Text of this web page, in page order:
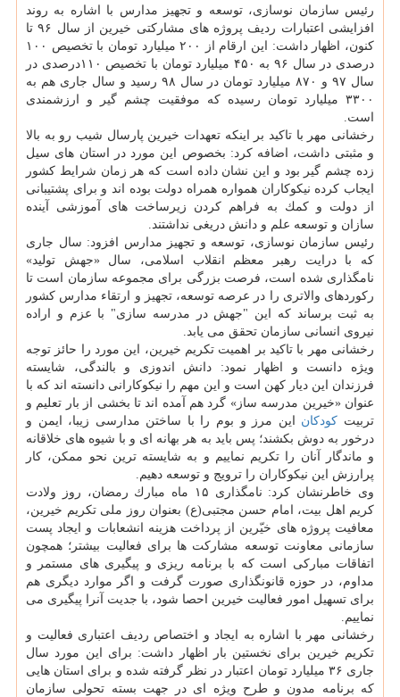
رئیس سازمان نوسازی، توسعه و تجهیز مدارس با اشاره به روند
افزایشی اعتبارات ردیف پروژه های مشاركتی خیرین از سال ۹۶ تا
كنون، اظهار داشت: این ارقام از ۲۰۰ میلیارد تومان با تخصیص ۱۰۰
درصدی در سال ۹۶ به ۴۵۰ میلیارد تومان با تخصیص ۱۱۰درصدی در
سال ۹۷ و ۸۷۰ میلیارد تومان در سال ۹۸ رسید و سال جاری هم به
۳۳۰۰ میلیارد تومان رسیده كه موفقیت چشم گیر و ارزشمندی
است.
رخشانی مهر با تاكید بر اینكه تعهدات خیرین پارسال شیب رو به بالا
و مثبتی داشت، اضافه كرد: بخصوص این مورد در استان های سیل
زده چشم گیر بود و این نشان داده است كه هر زمان شرایط كشور
ایجاب كرده نیكوكاران همواره همراه دولت بوده اند و برای پشتیبانی
از دولت و كمك به فراهم كردن زیرساخت های آموزشی آینده
سازان و توسعه علم و دانش دریغی نداشتند.
رئیس سازمان نوسازی، توسعه و تجهیز مدارس افزود: سال جاری
كه با درایت رهبر معظم انقلاب اسلامی، سال «جهش تولید»
نامگذاری شده است، فرصت بزرگی برای مجموعه سازمان است تا
ركوردهای والاتری را در عرصه توسعه، تجهیز و ارتقاء مدارس كشور
به ثبت برساند كه این "جهش در مدرسه سازی" با عزم و اراده
نیروی انسانی سازمان تحقق می یابد.
رخشانی مهر با تاكید بر اهمیت تكریم خیرین، این مورد را حائز توجه
ویژه دانست و اظهار نمود: دانش اندوزی و بالندگی، شایسته
فرزندان این دیار كهن است و این مهم را نیكوكارانی دانسته اند كه با
عنوان «خیرین مدرسه ساز» گرد هم آمده اند تا بخشی از بار تعلیم و
تربیت كودكان این مرز و بوم را با ساختن مدارسی زیبا، ایمن و
درخور به دوش بكشند؛ پس باید به هر بهانه ای و با شیوه های خلاقانه
و ماندگار آنان را تكریم نماییم و به شایسته ترین نحو ممكن، كار
پرارزش این نیكوكاران را ترویج و توسعه دهیم.
وی خاطرنشان كرد: نامگذاری ۱۵ ماه مبارك رمضان، روز ولادت
كریم اهل بیت، امام حسن مجتبی(ع) بعنوان روز ملی تكریم خیرین،
معافیت پروژه های خیّرین از پرداخت هزینه انشعابات و ایجاد پست
سازمانی معاونت توسعه مشاركت ها برای فعالیت بیشتر؛ همچون
اتفاقات مباركی است كه با برنامه ریزی و پیگیری های مستمر و
مداوم، در حوزه قانونگذاری صورت گرفت و اگر موارد دیگری هم
برای تسهیل امور فعالیت خیرین احصا شود، با جدیت آنرا پیگیری می
نماییم.
رخشانی مهر با اشاره به ایجاد و اختصاص ردیف اعتباری فعالیت و
تكریم خیرین برای نخستین بار اظهار داشت: برای این مورد سال
جاری ۳۶ میلیارد تومان اعتبار در نظر گرفته شده و برای استان هایی
كه برنامه مدون و طرح ویژه ای در جهت بسته تحولی سازمان